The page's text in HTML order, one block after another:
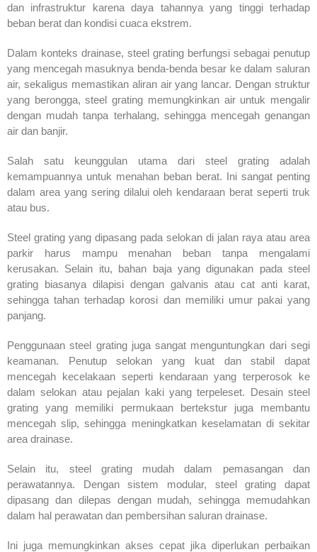
dan infrastruktur karena daya tahannya yang tinggi terhadap
beban berat dan kondisi cuaca ekstrem.
Dalam konteks drainase, steel grating berfungsi sebagai penutup
yang mencegah masuknya benda-benda besar ke dalam saluran
air, sekaligus memastikan aliran air yang lancar. Dengan struktur
yang berongga, steel grating memungkinkan air untuk mengalir
dengan mudah tanpa terhalang, sehingga mencegah genangan
air dan banjir.
Salah satu keunggulan utama dari steel grating adalah
kemampuannya untuk menahan beban berat. Ini sangat penting
dalam area yang sering dilalui oleh kendaraan berat seperti truk
atau bus.
Steel grating yang dipasang pada selokan di jalan raya atau area
parkir harus mampu menahan beban tanpa mengalami
kerusakan. Selain itu, bahan baja yang digunakan pada steel
grating biasanya dilapisi dengan galvanis atau cat anti karat,
sehingga tahan terhadap korosi dan memiliki umur pakai yang
panjang.
Penggunaan steel grating juga sangat menguntungkan dari segi
keamanan. Penutup selokan yang kuat dan stabil dapat
mencegah kecelakaan seperti kendaraan yang terperosok ke
dalam selokan atau pejalan kaki yang terpeleset. Desain steel
grating yang memiliki permukaan bertekstur juga membantu
mencegah slip, sehingga meningkatkan keselamatan di sekitar
area drainase.
Selain itu, steel grating mudah dalam pemasangan dan
perawatannya. Dengan sistem modular, steel grating dapat
dipasang dan dilepas dengan mudah, sehingga memudahkan
dalam hal perawatan dan pembersihan saluran drainase.
Ini juga memungkinkan akses cepat jika diperlukan perbaikan